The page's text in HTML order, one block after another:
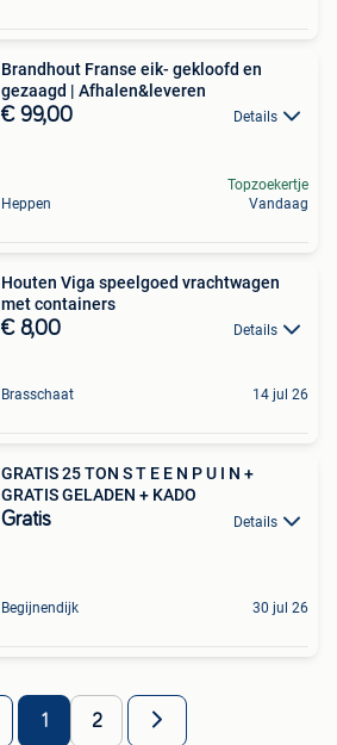
Brandhout Franse eik- gekloofd en
gezaagd | Afhalen&leveren
€ 99,00 Details
Heppen
Topzoekertje
Vandaag
Houten Viga speelgoed vrachtwagen
met containers
€ 8,00 Details
Brasschaat 14 jul 26
GRATIS 25 TON S T E E N P U I N +
GRATIS GELADEN + KADO
Gratis Details
Begijnendijk 30 jul 26
1 2